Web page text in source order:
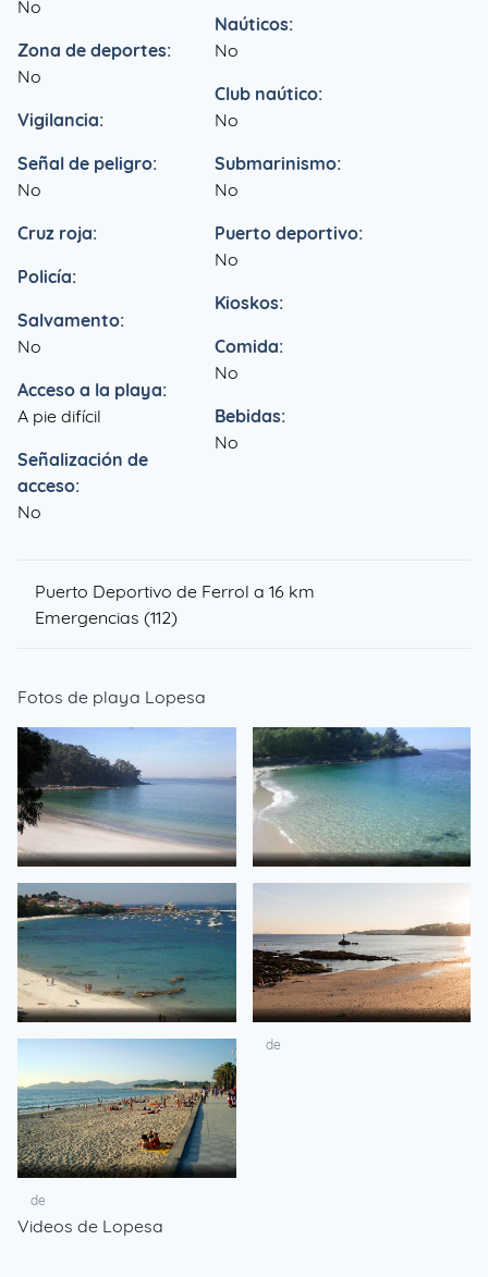
No
Zona de deportes:
No
Vigilancia:
Señal de peligro:
No
Cruz roja:
Policía:
Salvamento:
No
Acceso a la playa:
A pie difícil
Señalización de
acceso:
No
Naúticos:
No
Club naútico:
No
Submarinismo:
No
Puerto deportivo:
No
Kioskos:
Comida:
No
Bebidas:
No
Puerto Deportivo de Ferrol a 16 km
Emergencias (112)
Fotos de playa Lopesa
de
de
de
Videos de Lopesa